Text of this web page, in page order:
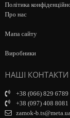
Політика
Про нас
Мапа сайту
Виробники
НАШІ КОНТАКТИ
+38 (066) 829 6789
+38 (097) 408 8081
zamok-b.ts@meta.ua